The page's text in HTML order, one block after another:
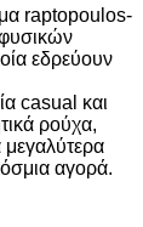
raptopoulos-
εδρεύουν
casual και
ρούχα,
αγορά.